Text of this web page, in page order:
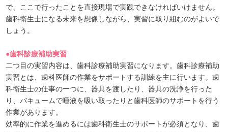
で、ここで行ったことを直接現場で実践できなければいけません。
歯科衛生士になる未来を想像しながら、実習に取り組むのがよいで
しょう。
●歯科診療補助実習
二つ目の実習内容は、歯科診療補助実習になります。歯科診療補助
実習とは、歯科医師の作業をサポートする訓練を主に行います。歯
科衛生士の仕事の一つに、器具を渡したり、器具の洗浄を行った
り、バキュームで唾液を吸い取ったりと歯科医師のサポートを行う
作業があります。
効率的に作業を進めるには歯科衛生士のサポートが必須となり、歯